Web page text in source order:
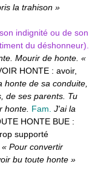
la trahison »
indignité ou de son
du déshonneur).
Mourir de honte. «
HONTE : avoir,
honte de sa conduite,
de ses parents. Tu
honte. Fam. J'ai la
HONTE BUE :
supporté
« Pour convertir
bu toute honte »